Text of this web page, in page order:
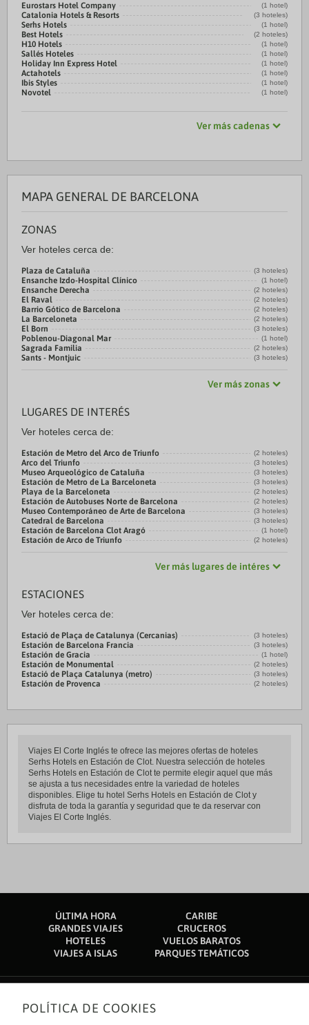
Eurostars Hotel Company (1 hotel)
Catalonia Hotels & Resorts (3 hoteles)
Serhs Hotels (1 hotel)
Best Hotels (2 hoteles)
H10 Hotels (1 hotel)
Sallés Hoteles (1 hotel)
Holiday Inn Express Hotel (1 hotel)
Actahotels (1 hotel)
Ibis Styles (1 hotel)
Novotel (1 hotel)
Ver más cadenas
MAPA GENERAL DE BARCELONA
ZONAS
Ver hoteles cerca de:
Plaza de Cataluña (3 hoteles)
Ensanche Izdo-Hospital Clínico (1 hotel)
Ensanche Derecha (2 hoteles)
El Raval (2 hoteles)
Barrio Gótico de Barcelona (2 hoteles)
La Barceloneta (2 hoteles)
El Born (3 hoteles)
Poblenou-Diagonal Mar (1 hotel)
Sagrada Familia (2 hoteles)
Sants - Montjuic (3 hoteles)
Ver más zonas
LUGARES DE INTERÉS
Ver hoteles cerca de:
Estación de Metro del Arco de Triunfo (2 hoteles)
Arco del Triunfo (3 hoteles)
Museo Arqueológico de Cataluña (3 hoteles)
Estación de Metro de La Barceloneta (3 hoteles)
Playa de la Barceloneta (2 hoteles)
Estación de Autobuses Norte de Barcelona (2 hoteles)
Museo Contemporáneo de Arte de Barcelona (3 hoteles)
Catedral de Barcelona (3 hoteles)
Estación de Barcelona Clot Aragó (1 hotel)
Estación de Arco de Triunfo (2 hoteles)
Ver más lugares de intéres
ESTACIONES
Ver hoteles cerca de:
Estació de Plaça de Catalunya (Cercanias) (3 hoteles)
Estación de Barcelona Francia (3 hoteles)
Estación de Gracia (1 hotel)
Estación de Monumental (2 hoteles)
Estació de Plaça Catalunya (metro) (3 hoteles)
Estación de Provenca (2 hoteles)
Viajes El Corte Inglés te ofrece las mejores ofertas de hoteles
Serhs Hotels en Estación de Clot. Nuestra selección de hoteles
Serhs Hotels en Estación de Clot te permite elegir aquel que más
se ajusta a tus necesidades entre la variedad de hoteles
disponibles. Elige tu hotel Serhs Hotels en Estación de Clot y
disfruta de toda la garantía y seguridad que te da reservar con
Viajes El Corte Inglés.
ÚLTIMA HORA
CARIBE
GRANDES VIAJES
CRUCEROS
HOTELES
VUELOS BARATOS
VIAJES A ISLAS
PARQUES TEMÁTICOS
Sobre nosotros
POLÍTICA DE COOKIES